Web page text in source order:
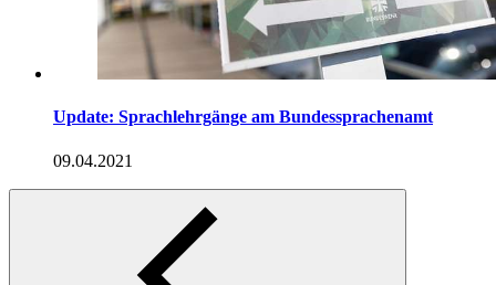
Update: Sprachlehrgänge am Bundessprachenamt
09.04.2021